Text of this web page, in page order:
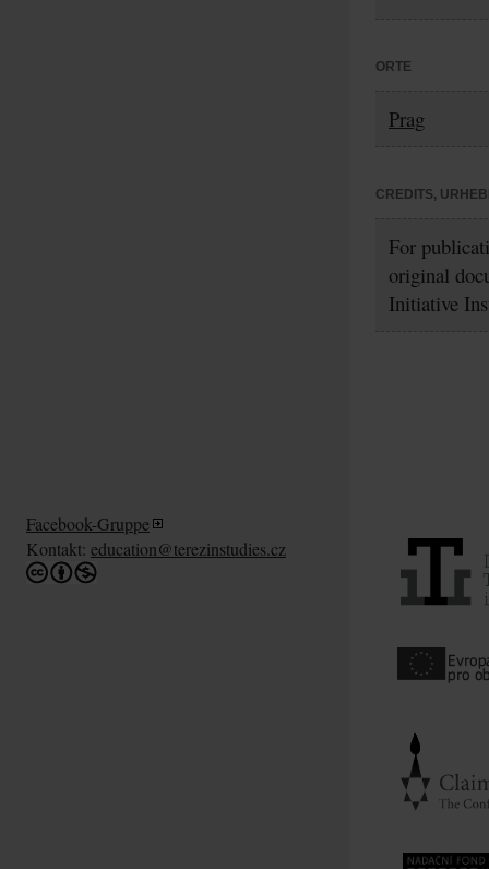
ORTE
Prag
CREDITS,
For
original
Initiative
Facebook-Gruppe
Kontakt: education@terezinstudies.cz